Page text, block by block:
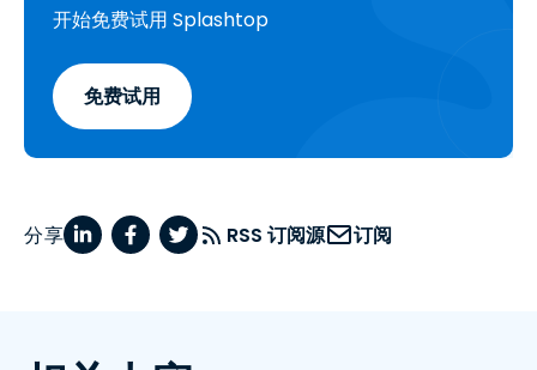
开始免费试用 Splashtop
免费试用
分享 RSS 订阅源 订阅